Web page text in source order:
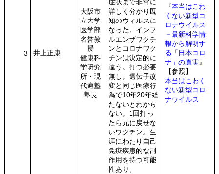
3 井上正康
大阪市
立大学
医学部
名誉教
授
健康科
学研究
所・現
代適塾
塾長
症状まで非常に
詳しく分かり既
知のウィルスに
なった。インフ
ルエンザワクチ
ンとコロナワク
チンは決定的に
違う。打つ必要
無し。遺伝子改
変と同じ医療行
為で10年20年経
たないとわから
ない。1回打っ
たら元に戻せな
いワクチン。生
涯にわたり自己
免疫疾患的な副
作用を持つ可能
性あり。
『本当はこわ
くない新型コ
ロナウイルス
－最新科学情
報から解明す
る「日本コロ
ナ」の真実』
【参照】
本当はこわく
ない新型コロ
ナウイルス